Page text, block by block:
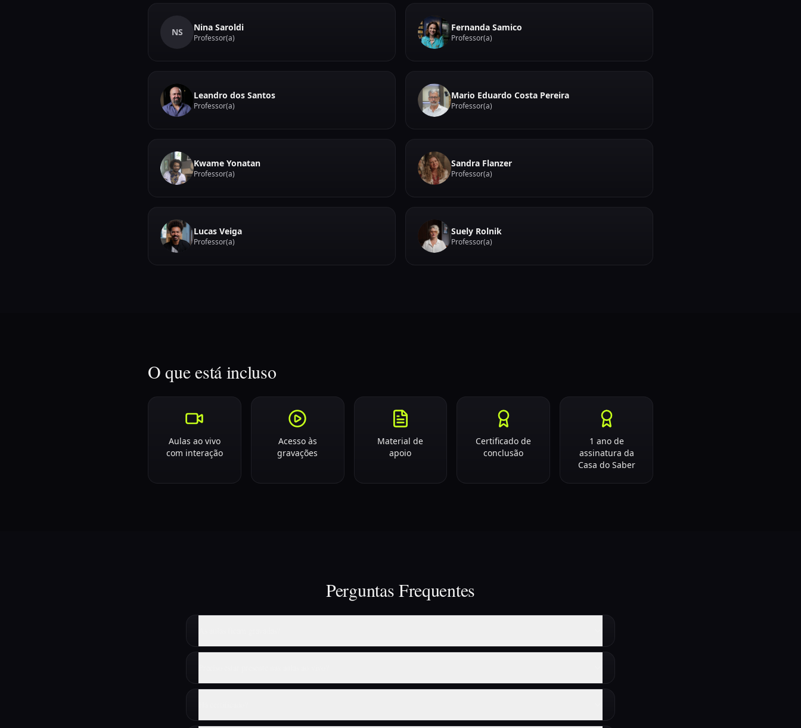
NS Nina Saroldi
Professor(a)
Fernanda Samico
Professor(a)
Leandro dos Santos
Professor(a)
Mario Eduardo Costa Pereira
Professor(a)
Kwame Yonatan
Professor(a)
Sandra Flanzer
Professor(a)
Lucas Veiga
Professor(a)
Suely Rolnik
Professor(a)
O que está incluso
Aulas ao vivo
com interação
Acesso às
gravações
Material de
apoio
Certificado de
conclusão
1 ano de
assinatura da
Casa do Saber
Perguntas Frequentes